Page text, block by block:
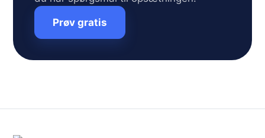
Prøv gratis